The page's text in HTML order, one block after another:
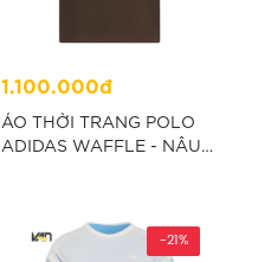
1.100.000đ
ÁO THỜI TRANG POLO
ADIDAS WAFFLE - NÂU
-21%